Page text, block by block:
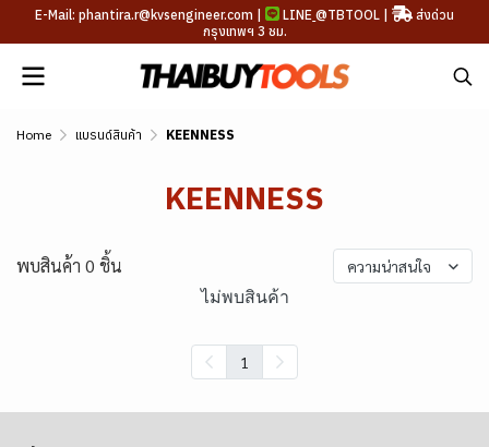
E-Mail: phantira.r@kvsengineer.com | LINE @TBTOOL |
ส่งด่วน
กรุงเทพฯ 3 ชม.
Home แบรนด์สินค้า KEENNESS
KEENNESS
พบสินค้า 0 ชิ้น ความน่าสนใจ
ไม่พบสินค้า
1